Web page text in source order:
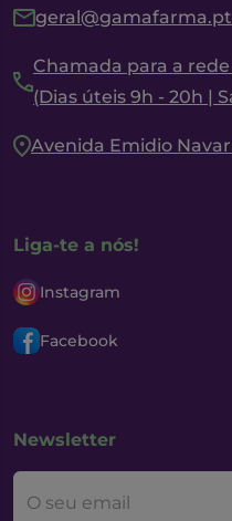
geral@gamafarma.pt
Chamada para a
(Dias úteis 9h - 20h |
Avenida Emidio
Liga-te a nós!
Instagram
Facebook
Newsletter
O seu email